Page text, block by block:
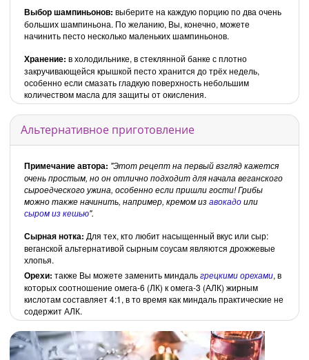
Выбор шампиньонов: выберите на каждую порцию по два очень
больших шампиньона. По желанию, Вы, конечно, можете
начинить песто несколько маленьких шампиньонов.
Хранение: в холодильнике, в стеклянной банке с плотно
закручивающейся крышкой песто хранится до трёх недель,
особенно если смазать гладкую поверхность небольшим
количеством масла для защиты от окисления.
Альтернативное приготовление
Примечание автора: "Этот рецепт на первый взгляд кажется
очень простым, но он отлично подходит для начала веганского
сыроедческого ужина, особенно если пришли гости! Грибы
можно также начинить, например, кремом изавокадоили
сыром из кешью".
Сырная нотка: Для тех, кто любит насыщенный вкус или сыр:
веганской альтернативой сырным соусам являются дрожжевые
хлопья.
Орехи: также Вы можете заменить миндальгрецкими орехами, в
которых соотношение омега-6 (ЛК) к омега-3 (АЛК) жирным
кислотам составляет 4:1, в то время как миндаль практические не
содержит АЛК.